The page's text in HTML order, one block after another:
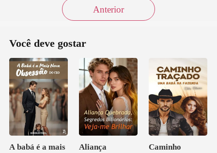
Anterior
Você deve gostar
A babá é a mais
Aliança
Caminho